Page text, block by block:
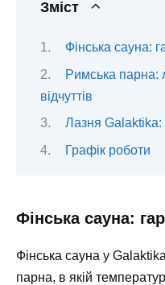
Зміст
Фінська сауна:
Римська парна:
відчуттів
Лазня Galaktika:
Графік роботи
Фінська сауна:
Фінська сауна у
парна, в якій